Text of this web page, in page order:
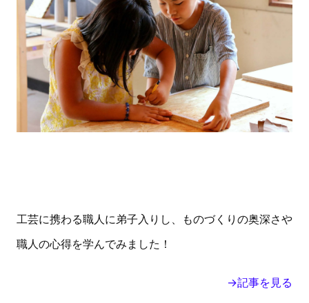
工芸に携わる職人に弟子入りし、ものづくりの奥深さや
職人の心得を学んでみました！
→記事を見る